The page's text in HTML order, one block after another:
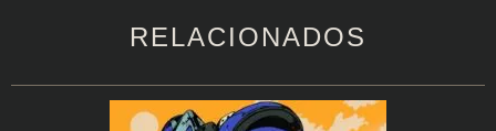
RELACIONADOS